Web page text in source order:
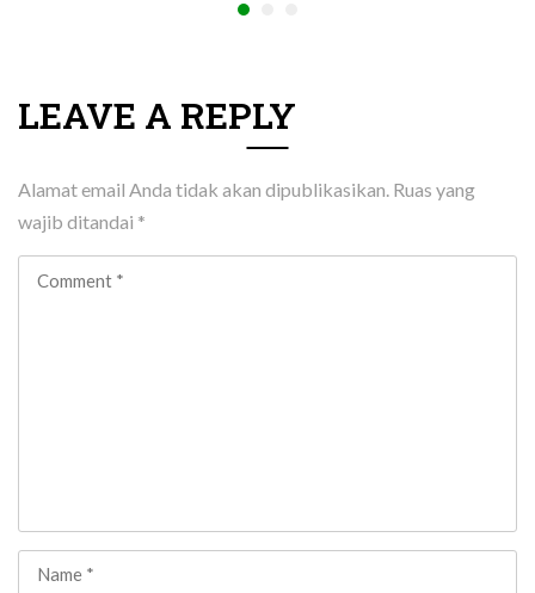
LEAVE A REPLY
Alamat email Anda tidak akan dipublikasikan. Ruas yang
wajib ditandai *